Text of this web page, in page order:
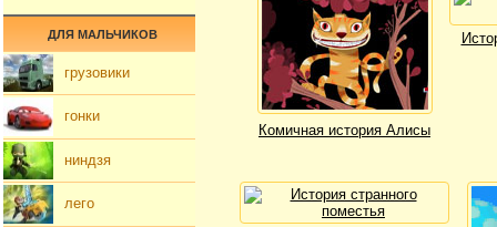
Комичная история Алисы
ДЛЯ МАЛЬЧИКОВ
грузовики
гонки
ниндзя
лего